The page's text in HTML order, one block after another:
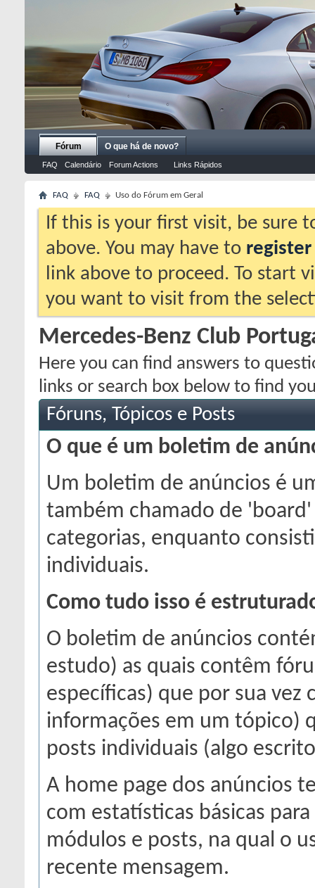
Fórum
FAQ Calendário Forum Actions Links Rápidos
O que há de novo?
FAQ FAQ Uso do Fórum em Geral
If this is your first visit, be sure
above. You may have to register
link above to proceed. To start
you want to visit from the
Mercedes-Benz Club
Here you can find answers to
links or search box below to find
Fóruns, Tópicos e Posts
O que é um boletim de
Um boletim de anúncios é
também chamado de
categorias, enquanto
individuais.
Como tudo isso é
O boletim de anúncios
estudo) as quais contêm
específicas) que por sua
informações em um tópico)
posts individuais (algo
A home page dos anúncios
com estatísticas básicas
módulos e posts, na qual o
recente mensagem.